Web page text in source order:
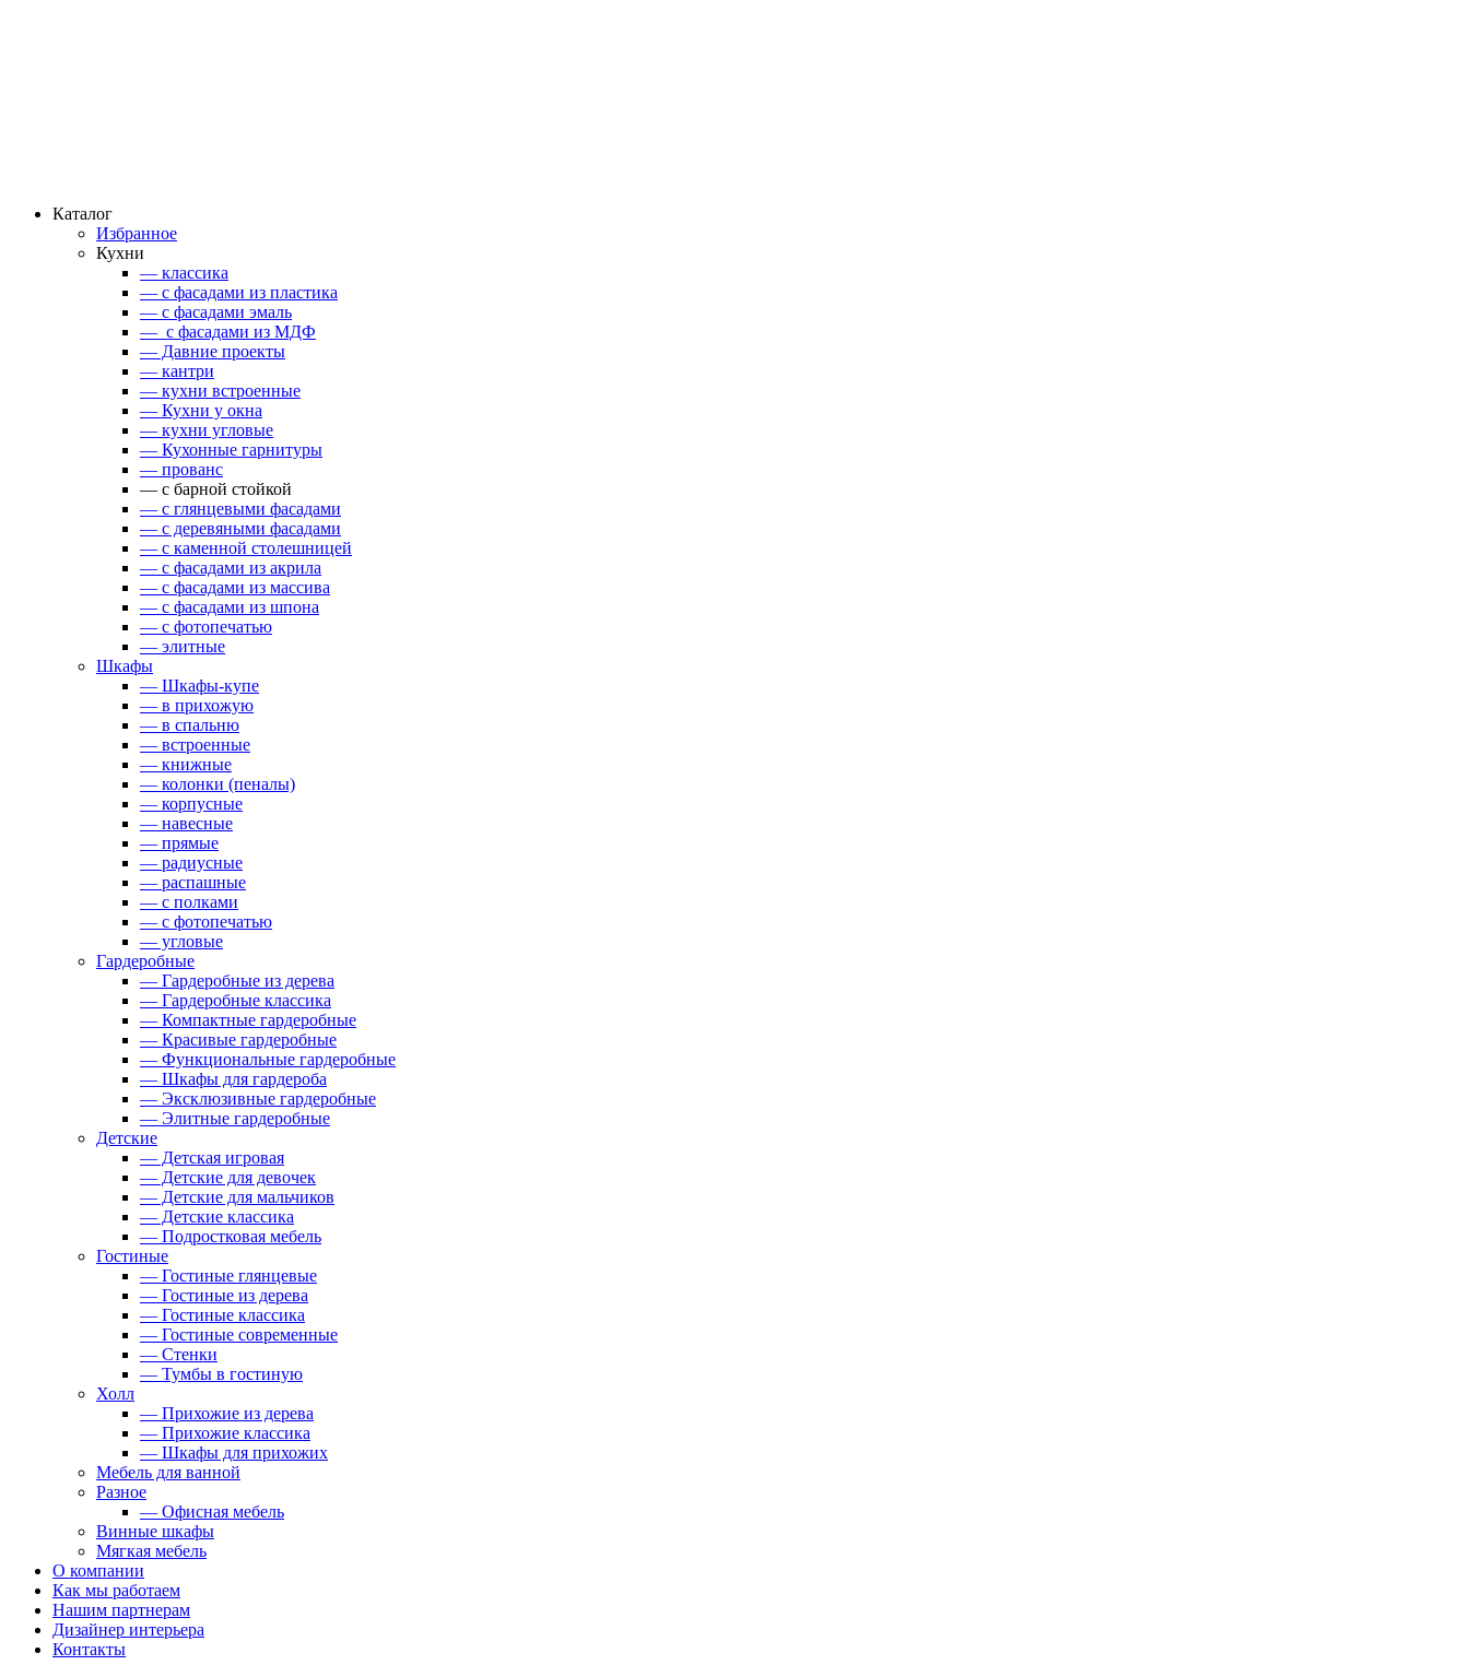
Каталог
Избранное
Кухни
— классика
— с фасадами из пластика
— с фасадами эмаль
— с фасадами из МДФ
— Давние проекты
— кантри
— кухни встроенные
— Кухни у окна
— кухни угловые
— Кухонные гарнитуры
— прованс
— с барной стойкой
— с глянцевыми фасадами
— с деревяными фасадами
— с каменной столешницей
— с фасадами из акрила
— с фасадами из массива
— с фасадами из шпона
— с фотопечатью
— элитные
Шкафы
— Шкафы-купе
— в прихожую
— в спальню
— встроенные
— книжные
— колонки (пеналы)
— корпусные
— навесные
— прямые
— радиусные
— распашные
— с полками
— с фотопечатью
— угловые
Гардеробные
— Гардеробные из дерева
— Гардеробные классика
— Компактные гардеробные
— Красивые гардеробные
— Функциональные гардеробные
— Шкафы для гардероба
— Эксклюзивные гардеробные
— Элитные гардеробные
Детские
— Детская игровая
— Детские для девочек
— Детские для мальчиков
— Детские классика
— Подростковая мебель
Гостиные
— Гостиные глянцевые
— Гостиные из дерева
— Гостиные классика
— Гостиные современные
— Стенки
— Тумбы в гостиную
Холл
— Прихожие из дерева
— Прихожие классика
— Шкафы для прихожих
Мебель для ванной
Разное
— Офисная мебель
Винные шкафы
Мягкая мебель
О компании
Как мы работаем
Нашим партнерам
Дизайнер интерьера
Контакты